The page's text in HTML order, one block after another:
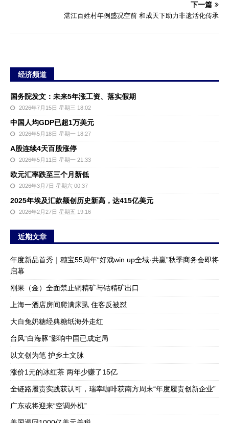
下一篇
湛江百姓村年例盛况空前 和成天下助力非遗活化传承
经济频道
国务院发文：未来5年涨工资、落实假期
2026年7月15日 星期三 18:02
中国人均GDP已超1万美元
2026年5月18日 星期一 18:27
A股连续4天百股涨停
2026年5月11日 星期一 21:33
欧元汇率跌至三个月新低
2026年3月7日 星期六 00:37
2025年埃及汇款额创历史新高，达415亿美元
2026年2月27日 星期五 19:16
近期文章
年度新品首秀｜穗宝55周年“好戏win up全域·共赢”秋季商务会即将
启幕
刚果（金）全面禁止铜精矿与钴精矿出口
上海一酒店房间爬满床虱 住客反被怼
大白兔奶糖经典糖纸海外走红
台风“白海豚”影响中国已成定局
以文创为笔 护乡土文脉
涨价1元的冰红茶 两年少赚了15亿
全链路履责实践获认可，瑞幸咖啡获南方周末“年度履责创新企业”
广东或将迎来“空调外机”